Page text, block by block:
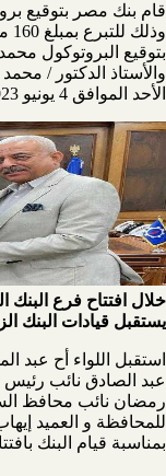
قام بنك مصر بتوقيع
بتوقيع البروتوكول
والأستاذ الدكتور /
الأحد الموافق 4 يونيو 2023، وقد...
خلال افتتاح فرع
يستقبل قيادات البنك
استقبل اللواء أح
عبد الصادق نائب رئيس
رمضان نائب محافظ
للمحافظة و العميد
بمناسبة قيام البنك